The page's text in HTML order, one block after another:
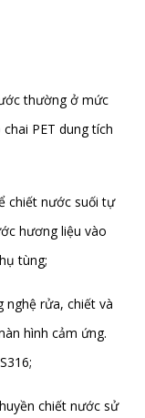
thường ở mức
PET dung tích
chiết nước suối tự
hương liệu vào
tùng;
nghệ rửa, chiết và
hình cảm ứng.
chiết nước sử